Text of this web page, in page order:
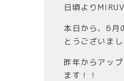
日頃より
本日から、6月
とうございま
昨年からアッ
ます！！